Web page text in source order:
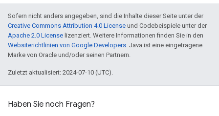
Sofern nicht anders angegeben, sind die Inhalte dieser Seite unter der
Creative Commons Attribution 4.0 License und Codebeispiele unter der
Apache 2.0 License lizenziert. Weitere Informationen finden Sie in den
Websiterichtlinien von Google Developers. Java ist eine eingetragene
Marke von Oracle und/oder seinen Partnern.
Zuletzt aktualisiert: 2024-07-10 (UTC).
Haben Sie noch Fragen?